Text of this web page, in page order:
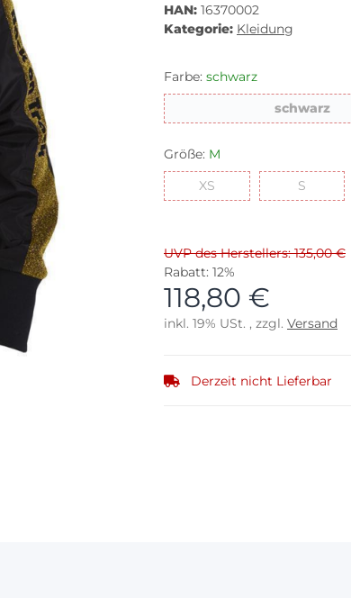
HAN: 16370002
Kategorie: Kleidung
Farbe: schwarz
schwarz
Größe: M
XSXS S
UVP des Herstellers: 135,00 €
Rabatt: 12%
118,80 €
inkl. 19% USt. , zzgl. Versand
Derzeit nicht Lieferbar